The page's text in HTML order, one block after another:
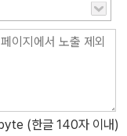
(한글 140자 이내)